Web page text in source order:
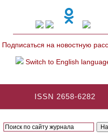
Подписаться на новостную
Switch to English
ISSN 2658-6282